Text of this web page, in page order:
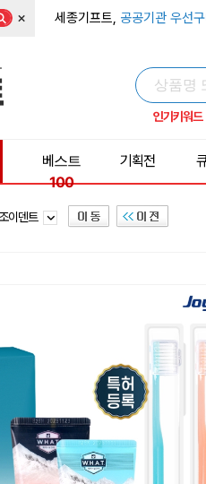
× 세종기프트, 공공기관 우선
인기키워드
베스트
100
기획전
조이덴트